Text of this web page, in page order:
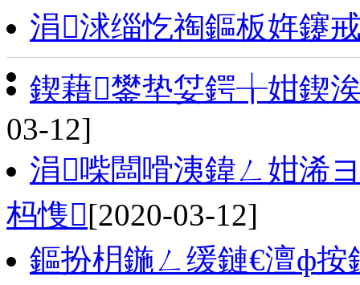
涓浗缁忔祹鏂板姩鑳
鍥藉鐢垫姇鍔╁姏鍥
03-12]
涓喍闆嗗洟鍏ㄥ姏浠
杩愯[2020-03-12]
鏂扮枂鍦ㄥ缓鏈€澶ф